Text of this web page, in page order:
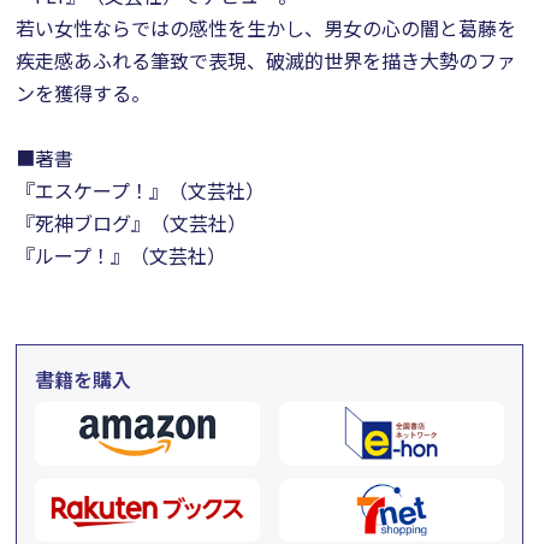
若い女性ならではの感性を生かし、男女の心の闇と葛藤を
疾走感あふれる筆致で表現、破滅的世界を描き大勢のファ
ンを獲得する。
■著書
『エスケープ！』（文芸社）
『死神ブログ』（文芸社）
『ループ！』（文芸社）
書籍を購入